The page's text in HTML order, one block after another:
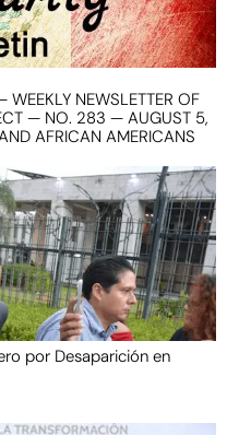
WEEKLY NEWSLETTER OF
— NO. 283 — AUGUST 5,
AFRICAN AMERICANS
por Desaparición en